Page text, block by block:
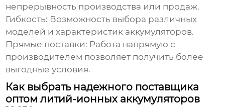
непрерывность производства или продаж.
Гибкость: Возможность выбора различных
моделей и характеристик аккумуляторов.
Прямые поставки: Работа напрямую с
производителем позволяет получить более
выгодные условия.
Как выбрать надежного поставщика
оптом литий-ионных аккумуляторов